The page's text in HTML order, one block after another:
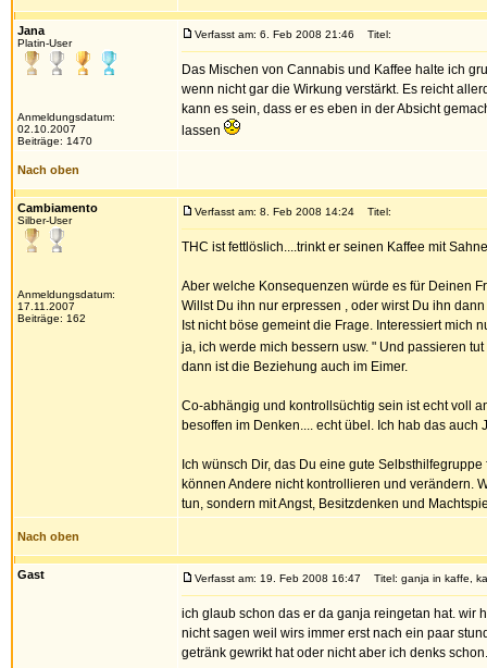
Jana
Platin-User
Anmeldungsdatum:
02.10.2007
Beiträge: 1470
Verfasst am: 6. Feb 2008 21:46 Titel:
Das Mischen von Cannabis und Kaffee halte ich
wenn nicht gar die Wirkung verstärkt. Es reicht
kann es sein, dass er es eben in der Absicht
lassen
Nach oben
Cambiamento
Silber-User
Anmeldungsdatum:
17.11.2007
Beiträge: 162
Verfasst am: 8. Feb 2008 14:24 Titel:
THC ist fettlöslich....trinkt er seinen Kaffee mit
Aber welche Konsequenzen würde es für Deinen
Willst Du ihn nur erpressen , oder wirst Du ihn
Ist nicht böse gemeint die Frage. Interessiert mich
ja, ich werde mich bessern usw. " Und passieren
dann ist die Beziehung auch im Eimer.
Co-abhängig und kontrollsüchtig sein ist echt voll
besoffen im Denken.... echt übel. Ich hab das auch
Ich wünsch Dir, das Du eine gute
können Andere nicht kontrollieren und verändern.
tun, sondern mit Angst, Besitzdenken und
Nach oben
Gast Verfasst am: 19. Feb 2008 16:47 Titel: ganja in kaffe,
ich glaub schon das er da ganja reingetan hat. wir
nicht sagen weil wirs immer erst nach ein paar
getränk gewrikt hat oder nicht aber ich denks schon.